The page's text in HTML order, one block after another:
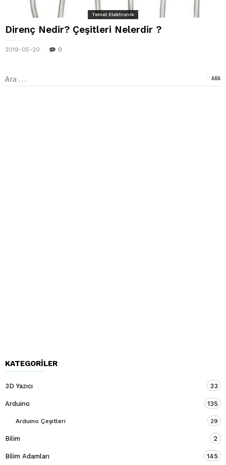
Temel Elektronik
Direnç Nedir? Çeşitleri Nelerdir ?
2019-05-20 0
Arama:
KATEGORILER
3D Yazıcı 33
Arduino 135
Arduino Çeşitleri 29
Bilim 2
Bilim Adamları 145